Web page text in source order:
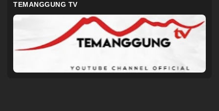
TEMANGGUNG TV